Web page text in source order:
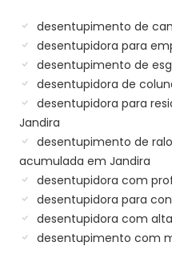
desentupimento de
desentupidora para
desentupimento de
desentupidora de
desentupidora para
Jandira
desentupimento de
acumulada em Jandira
desentupidora com
desentupidora para
desentupidora com
desentupimento com